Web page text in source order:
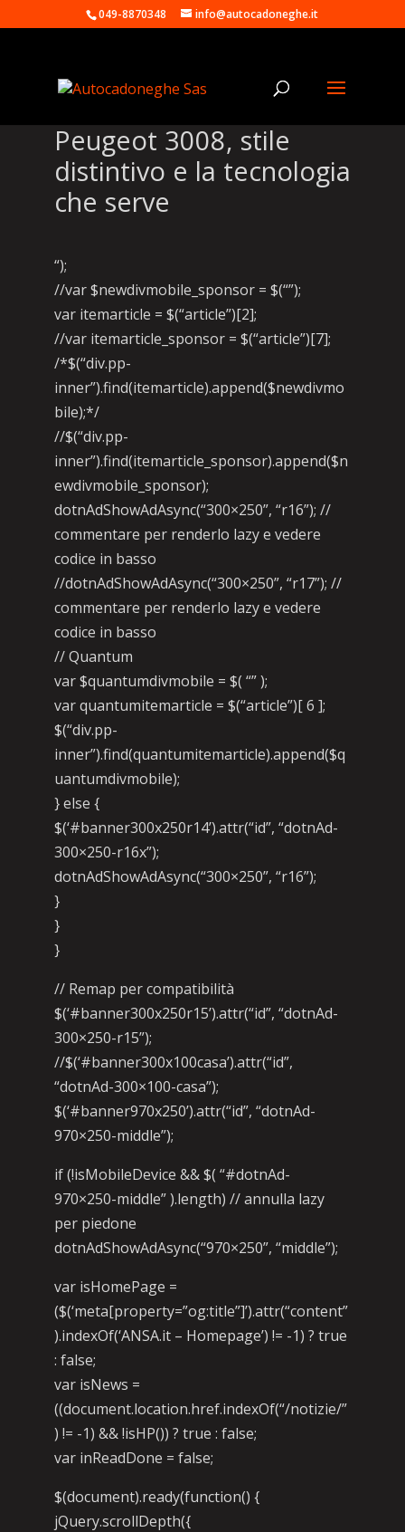
049-8870348 info@autocadoneghe.it
Peugeot 3008, stile
distintivo e la tecnologia
che serve
“);
//var $newdivmobile_sponsor = $(“”);
var itemarticle = $(“article”)[2];
//var itemarticle_sponsor = $(“article”)[7];
/*$(“div.pp-
inner”).find(itemarticle).append($newdivmo
bile);*/
//$(“div.pp-
inner”).find(itemarticle_sponsor).append($n
ewdivmobile_sponsor);
dotnAdShowAdAsync(“300×250”, “r16”); //
commentare per renderlo lazy e vedere
codice in basso
//dotnAdShowAdAsync(“300×250”, “r17”); //
commentare per renderlo lazy e vedere
codice in basso
// Quantum
var $quantumdivmobile = $( “” );
var quantumitemarticle = $(“article”)[ 6 ];
$(“div.pp-
inner”).find(quantumitemarticle).append($q
uantumdivmobile);
} else {
$(‘#banner300x250r14’).attr(“id”, “dotnAd-
300×250-r16x”);
dotnAdShowAdAsync(“300×250”, “r16”);
}
}
}
// Remap per compatibilità
$(‘#banner300x250r15’).attr(“id”, “dotnAd-
300×250-r15”);
//$(‘#banner300x100casa’).attr(“id”,
“dotnAd-300×100-casa”);
$(‘#banner970x250’).attr(“id”, “dotnAd-
970×250-middle”);
if (!isMobileDevice && $( “#dotnAd-
970×250-middle” ).length) // annulla lazy
per piedone
dotnAdShowAdAsync(“970×250”, “middle”);
var isHomePage =
($(‘meta[property=”og:title”]’).attr(“content”
).indexOf(‘ANSA.it – Homepage’) != -1) ? true
: false;
var isNews =
((document.location.href.indexOf(“/notizie/”
) != -1) && !isHP()) ? true : false;
var inReadDone = false;
$(document).ready(function() {
jQuery.scrollDepth({